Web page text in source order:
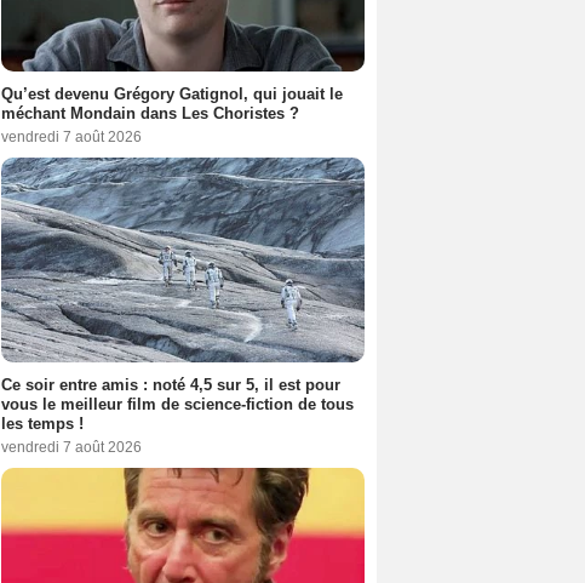
Qu’est devenu Grégory Gatignol, qui jouait le
méchant Mondain dans Les Choristes ?
vendredi 7 août 2026
Ce soir entre amis : noté 4,5 sur 5, il est pour
vous le meilleur film de science-fiction de tous
les temps !
vendredi 7 août 2026